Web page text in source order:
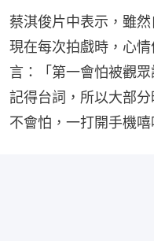
蔡淇俊片中表示，雖
現在每次拍戲時，心
言：「第一會怕被觀
記得台詞，所以大部
不會怕，一打開手機嘻